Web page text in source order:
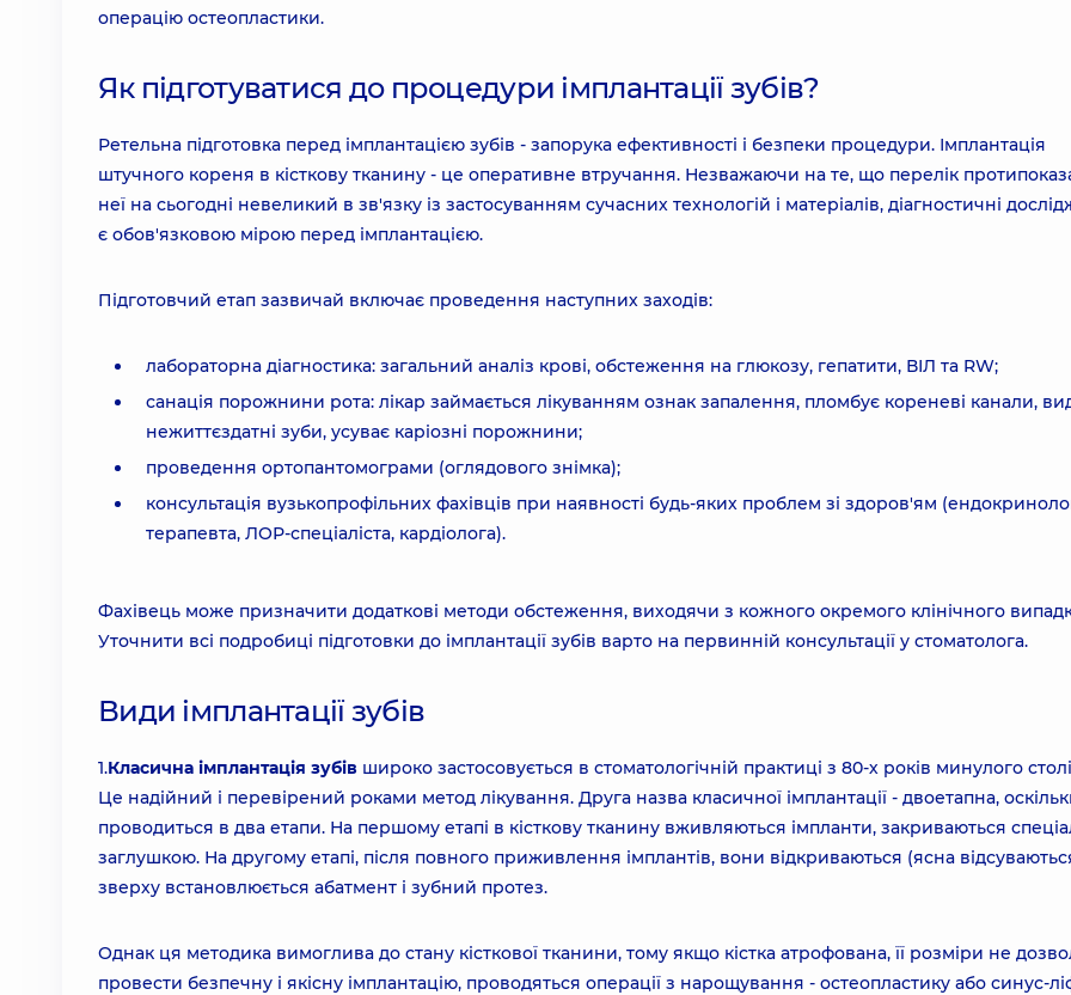
операцію остеопластики.
Як підготуватися до процедури імплантації зубів?
Ретельна підготовка перед імплантацією зубів - запорука ефективності і безпеки процедури. Імплантація
штучного кореня в кісткову тканину - це оперативне втручання. Незважаючи на те, що перелік
неї на сьогодні невеликий в зв'язку із застосуванням сучасних технологій і матеріалів, діагностичні
є обов'язковою мірою перед імплантацією.
Підготовчий етап зазвичай включає проведення наступних заходів:
лабораторна діагностика: загальний аналіз крові, обстеження на глюкозу, гепатити, ВІЛ та RW;
санація порожнини рота: лікар займається лікуванням ознак запалення, пломбує кореневі канали,
нежиттєздатні зуби, усуває каріозні порожнини;
проведення ортопантомограми (оглядового знімка);
консультація вузькопрофільних фахівців при наявності будь-яких проблем зі здоров'ям
терапевта, ЛОР-спеціаліста, кардіолога).
Фахівець може призначити додаткові методи обстеження, виходячи з кожного окремого клінічного
Уточнити всі подробиці підготовки до імплантації зубів варто на первинній консультації у стоматолога.
Види імплантації зубів
1.Класична імплантація зубів широко застосовується в стоматологічній практиці з 80-х років минулого
Це надійний і перевірений роками метод лікування. Друга назва класичної імплантації - двоетапна,
проводиться в два етапи. На першому етапі в кісткову тканину вживляються імпланти, закриваються
заглушкою. На другому етапі, після повного приживлення імплантів, вони відкриваються (ясна
зверху встановлюється абатмент і зубний протез.
Однак ця методика вимоглива до стану кісткової тканини, тому якщо кістка атрофована, її розміри не
провести безпечну і якісну імплантацію, проводяться операції з нарощування - остеопластику або синус-